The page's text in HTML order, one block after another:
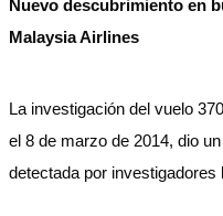
Nuevo descubrimiento en
Malaysia Airlines
La investigación del vuelo
el 8 de marzo de 2014, dio
detectada por investigadores